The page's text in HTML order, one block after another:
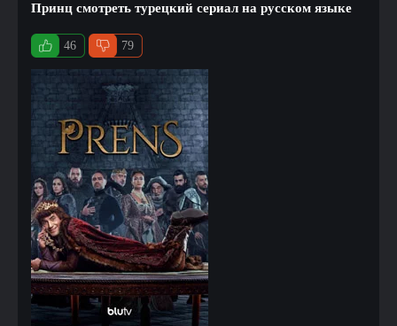
Принц смотреть турецкий сериал на русском языке
46 79